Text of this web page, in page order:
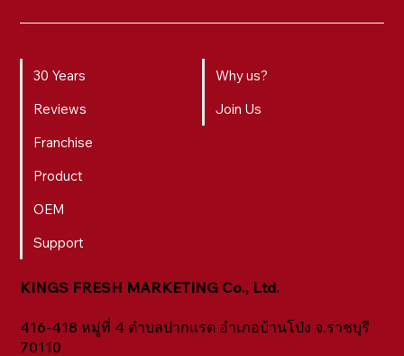
KINGS FRESH MARKETING Co., Ltd.
416-418 หมู่ที่ 4 ตำบลปากแรต อำเภอบ้านโป่ง จ.ราชบุรี
70110
30 Years
Reviews
Franchise
Product
OEM
Support
Why us?
Join Us